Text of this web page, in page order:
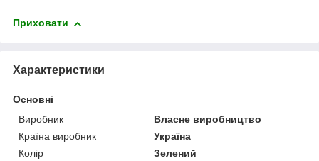
Приховати
Характеристики
Основні
Виробник
Власне виробництво
Країна виробник
Україна
Колір
Зелений